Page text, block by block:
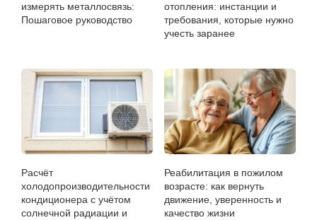
измерять металлосвязь:
Пошаговое руководство
отопления: инстанции и
требования, которые нужно
учесть заранее
Расчёт
холодопроизводительности
кондиционера с учётом
солнечной радиации и
Реабилитация в пожилом
возрасте: как вернуть
движение, уверенность и
качество жизни